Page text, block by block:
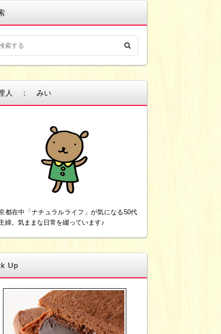
人 ： みい
都在中「ナチュラルライフ」が気になる50代
婦。気ままな日常を綴っています♪
Up